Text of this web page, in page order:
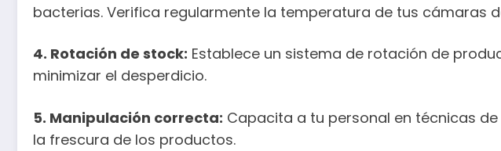
bacterias. Verifica regularmente la temperatura de tus cámaras
4. Rotación de stock: Establece un sistema de rotación de
minimizar el desperdicio.
5. Manipulación correcta: Capacita a tu personal en técnicas
la frescura de los productos.